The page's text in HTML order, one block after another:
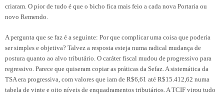
criaram. O pior de tudo é que o bicho fica mais feio a cada nova Portaria ou
novo Remendo.
A pergunta que se faz é a seguinte: Por que complicar uma coisa que poderia
ser simples e objetiva? Talvez a resposta esteja numa radical mudança de
postura quanto ao alvo tributário. O caráter fiscal mudou de progressivo para
regressivo. Parece que quiseram copiar as práticas da Sefaz. A sistemática da
TSA era progressiva, com valores que iam de R$6,61 até R$15.412,62 numa
tabela de vinte e oito níveis de enquadramentos tributários. A TCIF virou tudo